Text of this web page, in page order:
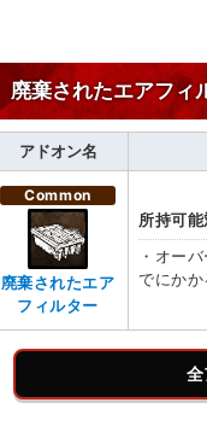
廃棄されたエアフィ
アドオン名
Common
廃棄されたエア
フィルター
所持可能
・オー
でにか
全